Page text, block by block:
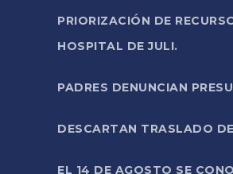
PRIORIZACIÓN DE
HOSPITAL DE JULI.
PADRES DENUNCIAN
DESCARTAN TRASLADO
EL 14 DE AGOSTO SE